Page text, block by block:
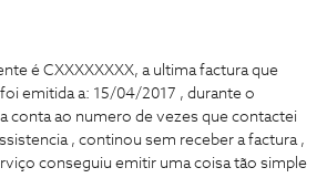
é CXXXXXXXX, a ultima factura que
emitida a: 15/04/2017 , durante o
conta ao numero de vezes que contactei
, continou sem receber a factura ,
conseguiu emitir uma coisa tão simple